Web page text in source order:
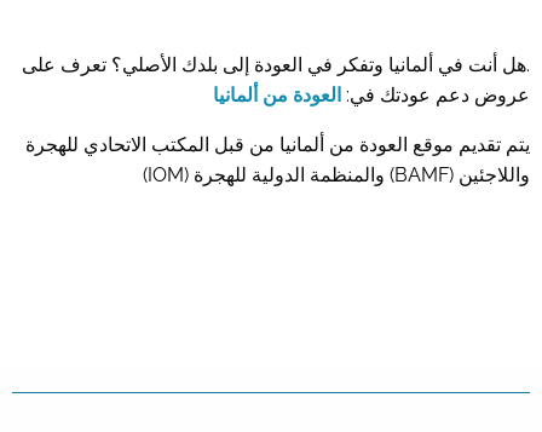
.هل أنت في ألمانيا وتفكر في العودة إلى بلدك الأصلي؟ تعرف على
عروض دعم عودتك في: العودة من ألمانيا
يتم تقديم موقع العودة من ألمانيا من قبل المكتب الاتحادي للهجرة
واللاجئين (BAMF) والمنظمة الدولية للهجرة (IOM)